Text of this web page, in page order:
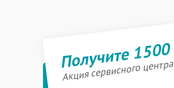
Получите
Акция сервисного